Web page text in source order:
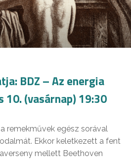
BDZ – Az energia
10. (vasárnap) 19:30
remekművek egész sorával
Ekkor keletkezett a fent
mellett Beethoven